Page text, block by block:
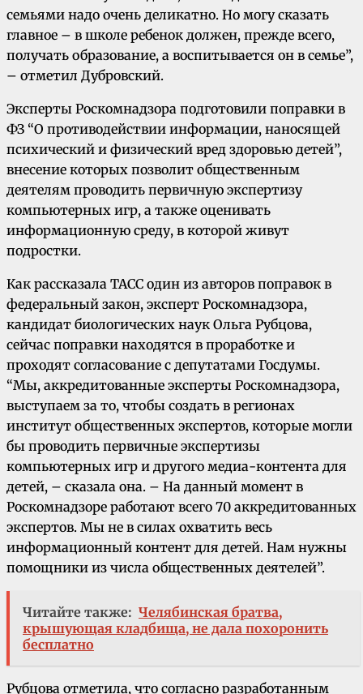
семьями надо очень деликатно. Но могу сказать
главное – в школе ребенок должен, прежде всего,
получать образование, а воспитывается он в семье”,
– отметил Дубровский.
Эксперты Роскомнадзора подготовили поправки в
ФЗ “О противодействии информации, наносящей
психический и физический вред здоровью детей”,
внесение которых позволит общественным
деятелям проводить первичную экспертизу
компьютерных игр, а также оценивать
информационную среду, в которой живут
подростки.
Как рассказала ТАСС один из авторов поправок в
федеральный закон, эксперт Роскомнадзора,
кандидат биологических наук Ольга Рубцова,
сейчас поправки находятся в проработке и
проходят согласование с депутатами Госдумы.
“Мы, аккредитованные эксперты Роскомнадзора,
выступаем за то, чтобы создать в регионах
институт общественных экспертов, которые могли
бы проводить первичные экспертизы
компьютерных игр и другого медиа-контента для
детей, – сказала она. – На данный момент в
Роскомнадзоре работают всего 70 аккредитованных
экспертов. Мы не в силах охватить весь
информационный контент для детей. Нам нужны
помощники из числа общественных деятелей”.
Читайте также: Челябинская братва,
крышующая кладбища, не дала похоронить
бесплатно
Рубцова отметила, что согласно разработанным